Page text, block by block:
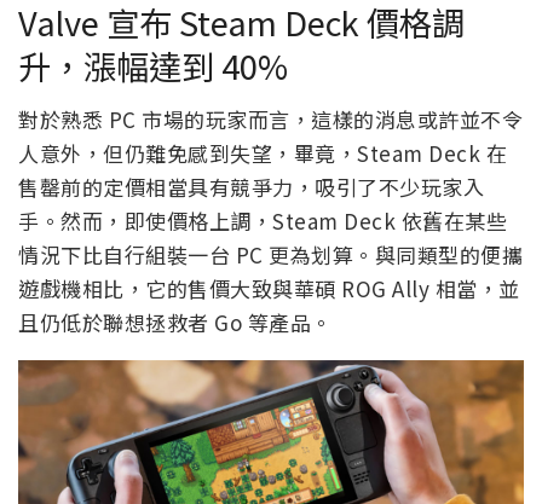
Valve 宣布 Steam Deck 價格調
升，漲幅達到 40%
對於熟悉 PC 市場的玩家而言，這樣的消息或許並不令
人意外，但仍難免感到失望，畢竟，Steam Deck 在
售罄前的定價相當具有競爭力，吸引了不少玩家入
手。然而，即使價格上調，Steam Deck 依舊在某些
情況下比自行組裝一台 PC 更為划算。與同類型的便攜
遊戲機相比，它的售價大致與華碩 ROG Ally 相當，並
且仍低於聯想拯救者 Go 等產品。